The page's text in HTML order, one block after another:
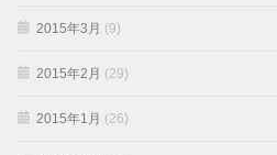
2015年3月 (9)
2015年2月 (29)
2015年1月 (26)